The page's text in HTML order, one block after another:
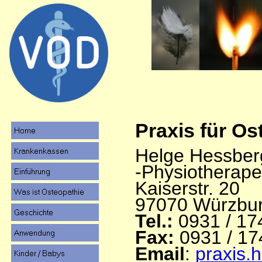
Praxis für
Helge
-
Kaiserstr. 20
97070
Tel.: 0931 /
Fax: 0931 /
Email: